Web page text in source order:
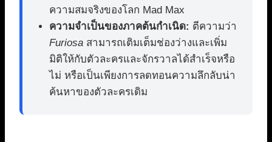
ความสมจริงของโลก Mad Max
ความจำเป็นของภาคต้นกำเนิด: ตีความว่า
Furiosa สามารถเติมเต็มช่องว่างและเพิ่ม
มิติให้กับตัวละครและจักรวาลได้สำเร็จหรือ
ไม่ หรือเป็นเพียงการลดทอนความลึกลับน่า
ค้นหาของตัวละครเดิม